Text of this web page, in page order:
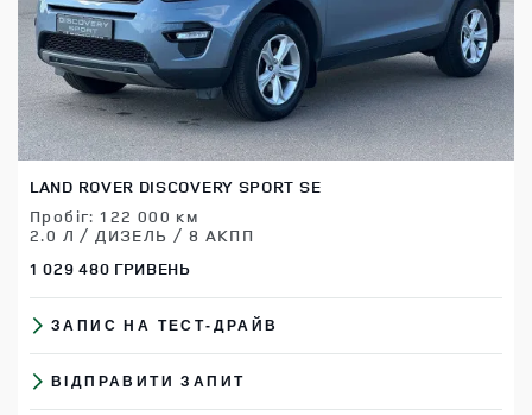
LAND ROVER DISCOVERY SPORT SE
Пробіг: 122 000 км
2.0 Л / ДИЗЕЛЬ / 8 АКПП
1 029 480 ГРИВЕНЬ
ЗАПИС НА ТЕСТ-ДРАЙВ
ВІДПРАВИТИ ЗАПИТ